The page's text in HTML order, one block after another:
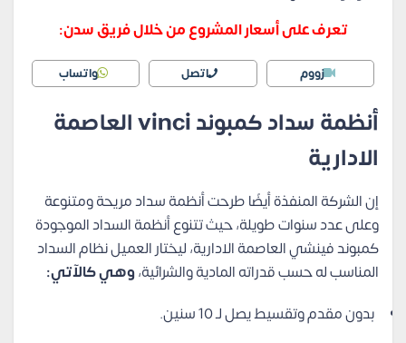
تعرف على أسعار المشروع من خلال فريق سدن:
زووم اتصل واتساب
أنظمة سداد كمبوند vinci العاصمة
الادارية
إن الشركة المنفذة أيضًا طرحت أنظمة سداد مريحة ومتنوعة
وعلى عدد سنوات طويلة، حيث تتنوع أنظمة السداد الموجودة
كمبوند فينشي العاصمة الادارية، ليختار العميل نظام السداد
المناسب له حسب قدراته المادية والشرائية،وهي كالآتي:
بدون مقدم وتقسيط يصل لـ 10 سنين.